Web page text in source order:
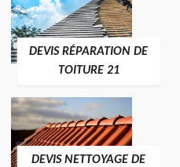
DEVIS RÉPARATION DE
TOITURE 21
DEVIS NETTOYAGE DE